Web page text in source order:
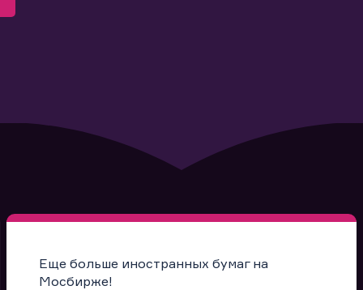
Еще больше иностранных бумаг на
Мосбирже!